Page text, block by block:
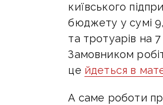
київського
бюджету у сумі
та тротуарів на
Замовником
це йдеться в
А саме роботи